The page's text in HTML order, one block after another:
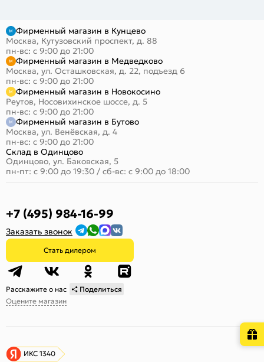
Фирменный магазин в Кунцево
Москва, Кутузовский проспект, д. 88
пн-вс: с 9:00 до 21:00
Фирменный магазин в Медведково
Москва, ул. Осташковская, д. 22, подъезд 6
пн-вс: с 9:00 до 21:00
Фирменный магазин в Новокосино
Реутов, Носовихинское шоссе, д. 5
пн-вс: с 9:00 до 21:00
Фирменный магазин в Бутово
Москва, ул. Венёвская, д. 4
пн-вс: с 9:00 до 21:00
Склад в Одинцово
Одинцово, ул. Баковская, 5
пн-пт: с 9:00 до 19:30 / сб-вс: с 9:00 до 18:00
+7 (495) 984-16-99
Заказать звонок
Стать дилером
Расскажите о нас
Поделиться
Оцените магазин
ИКС 1340